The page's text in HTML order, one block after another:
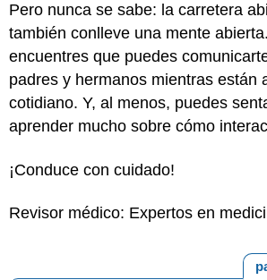
Pero nunca se sabe: la carretera
también conlleve una mente
encuentres que puedes
padres y hermanos mientras están
cotidiano. Y, al menos, puedes
aprender mucho sobre cómo
¡Conduce con cuidado!
Revisor médico: Expertos en